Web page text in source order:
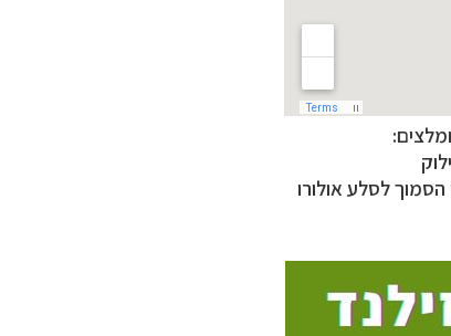
לסלע אולורו